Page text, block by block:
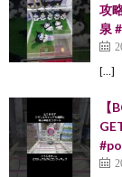
攻
泉
[…]
【